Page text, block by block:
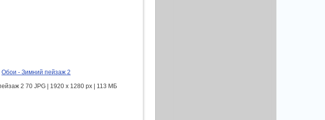
Обои - Зимний пейзаж 2
2 70 JPG | 1920 x 1280 px | 113 МБ